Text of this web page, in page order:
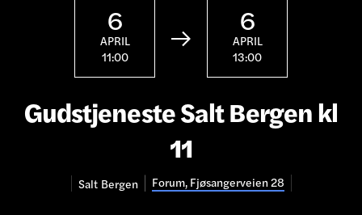
6
APRIL
11:00

6
APRIL
13:00
Gudstjeneste Salt Bergen kl
11
Salt Bergen Forum, Fjøsangerveien 28